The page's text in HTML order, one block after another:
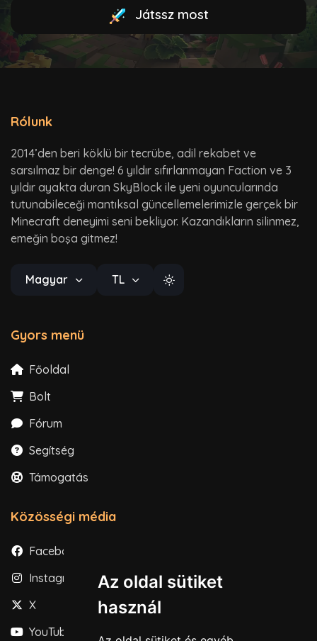
Az oldal sütiket
használ
Játssz most
Rólunk
2014’den beri köklü bir tecrübe, adil rekabet ve
sarsılmaz bir denge! 6 yıldır sıfırlanmayan Faction ve 3
yıldır ayakta duran SkyBlock ile yeni oyuncularında
tutunabileceği mantıksal güncellemelerimizle gerçek bir
Minecraft deneyimi seni bekliyor. Kazandıkların silinmez,
emeğin boşa gitmez!
Magyar TL
Gyors menü
Főoldal
Bolt
Fórum
Segítség
Támogatás
Közösségi média
Facebook
Instagram
X
YouTube